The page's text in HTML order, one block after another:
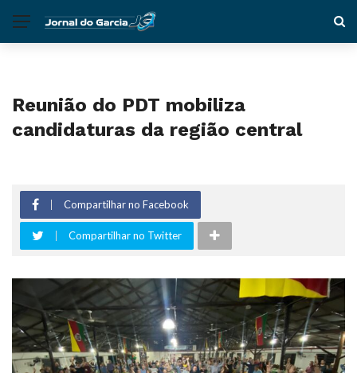
Reunião do PDT mobiliza
candidaturas da região central
Compartilhar no Facebook
Compartilhar no Twitter